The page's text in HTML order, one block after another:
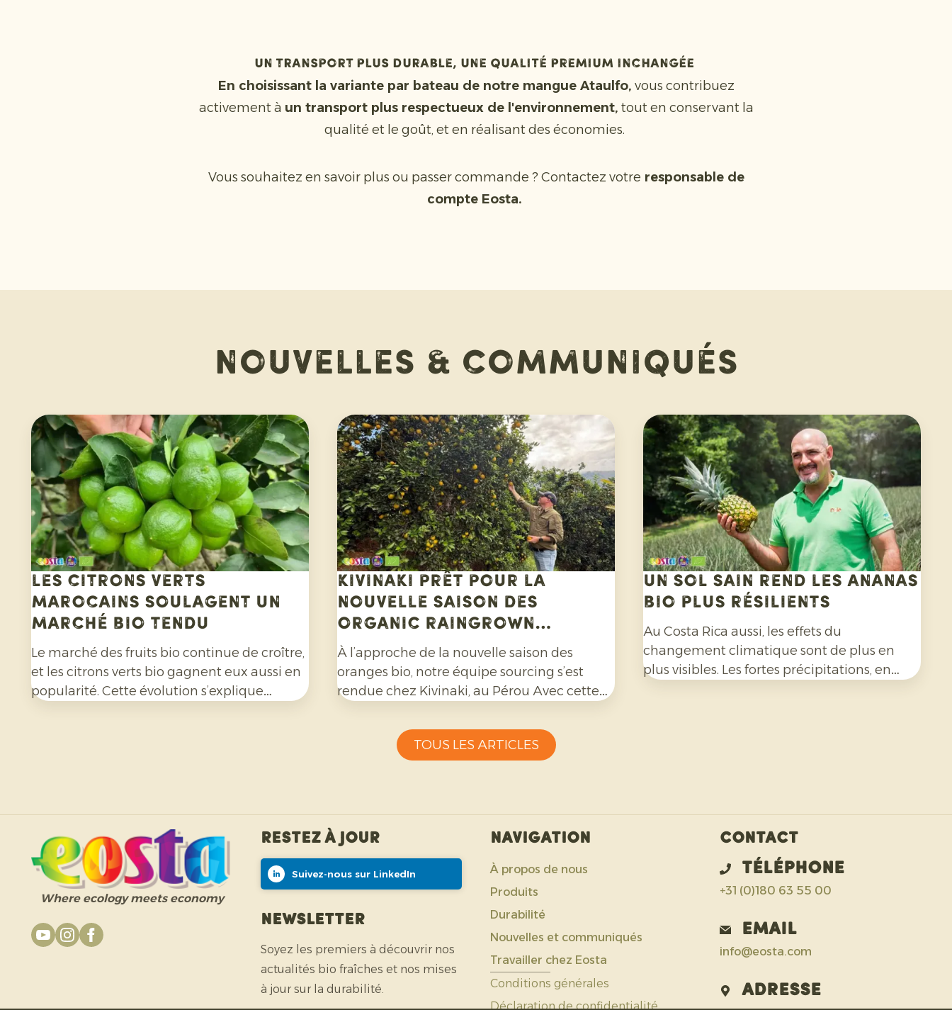
Un transport plus durable, une qualité premium inchangée
En choisissant la variante par bateau de notre mangue Ataulfo, vous contribuez
activement à un transport plus respectueux de l'environnement, tout en conservant la
qualité et le goût, et en réalisant des économies.
Vous souhaitez en savoir plus ou passer commande ? Contactez votre responsable de
compte Eosta.
Nouvelles & communiqués
Les citrons verts
marocains soulagent un
marché bio tendu
Le marché des fruits bio continue de croître,
et les citrons verts bio gagnent eux aussi en
popularité. Cette évolution s’explique
pesticides de synthèse et non traités avec
des fongicides après récolte.
Kivinaki prêt pour la
nouvelle saison des
Organic Raingrown
Oranges
À l’approche de la nouvelle saison des
oranges bio, notre équipe sourcing s’est
rendue chez Kivinaki, au Pérou Avec cette
en place un programme d'exportation
fructueux au cours des quatre dernières
Un sol sain rend les ananas
bio plus résilients
Au Costa Rica aussi, les effets du
changement climatique sont de plus en
plus visibles. Les fortes précipitations, en
TOUS LES ARTICLES
Where ecology meets economy
Restez à jour
Suivez-nous sur LinkedIn
Newsletter
Soyez les premiers à découvrir nos
actualités bio fraîches et nos mises
à jour sur la durabilité.
Navigation
À propos de nous
Produits
Durabilité
Nouvelles et communiqués
Travailler chez Eosta
Conditions générales
Déclaration de confidentialité
Contact
Téléphone
+31 (0)180 63 55 00
Email
info@eosta.com
Adresse